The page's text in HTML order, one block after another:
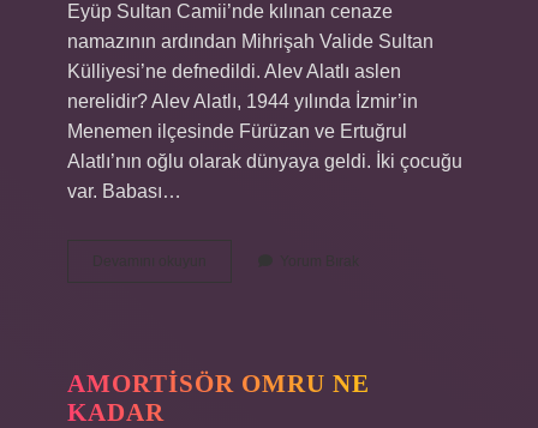
Eyüp Sultan Camii’nde kılınan cenaze
namazının ardından Mihrişah Valide Sultan
Külliyesi’ne defnedildi. Alev Alatlı aslen
nerelidir? Alev Alatlı, 1944 yılında İzmir’in
Menemen ilçesinde Fürüzan ve Ertuğrul
Alatlı’nın oğlu olarak dünyaya geldi. İki çocuğu
var. Babası…
AMORTISÖR OMRU NE
KADAR